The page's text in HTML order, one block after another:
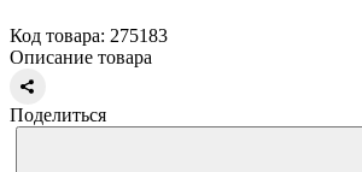
Код товара: 275183
Описание товара
Поделиться